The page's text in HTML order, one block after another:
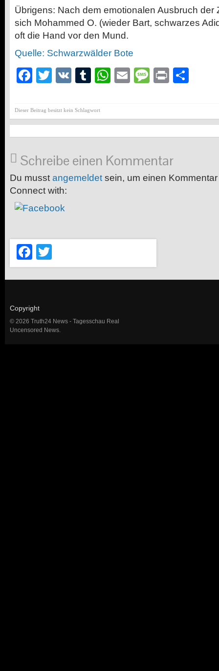
Übrigens: Nach dem emotionalen Ausbruch der
sich Mohammed O. (wieder Bart, schwarzes
oft die Hand vor den Mund.
Quelle: Schwarzwälder Bote
Facebook
Twitter
VK Tumblr
WhatsApp
EmailMessage
Print
Dieser Beitrag besitzt kein Schlagwort
Schreibe einen Kommentar
Du musst angemeldet sein, um einen
Connect with:
Facebook
Copyright
© 2026 Truth24 News - Tagesschau Real
Uncensored News.